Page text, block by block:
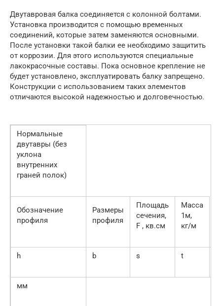
Двутавровая балка соединяется с колонной болтами.
Установка производится с помощью временных
соединений, которые затем заменяются основными.
После установки такой балки ее необходимо защитить
от коррозии. Для этого используются специальные
лакокрасочные составы. Пока основное крепление не
будет установлено, эксплуатировать балку запрещено.
Конструкции с использованием таких элементов
отличаются высокой надежностью и долговечностью.
Нормальные
двутавры (без
уклона
внутренних
граней полок)
Обозначение
профиля
Размеры
профиля
Площадь
сечения,
F , кв.см
Масса
1м,
кг/м
h b s t
мм